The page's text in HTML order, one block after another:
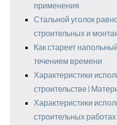
применения
Стальной уголок
строительных и
Как стареет
течением времени
Характеристики
строительстве |
Характеристики
строительных